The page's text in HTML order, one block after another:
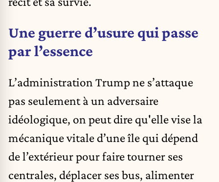
Une guerre d’usure qui passe
par l’essence
L’administration Trump ne s’attaque
pas seulement à un adversaire
idéologique, on peut dire qu'elle vise la
mécanique vitale d’une île qui dépend
de l’extérieur pour faire tourner ses
centrales, déplacer ses bus, alimenter